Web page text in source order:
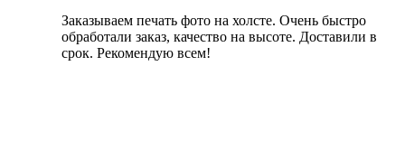
Заказываем печать фото на холсте. Очень быстро
обработали заказ, качество на высоте. Доставили в
срок. Рекомендую всем!